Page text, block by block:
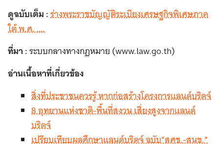
ดูฉบับเต็ม :ร่างพระราชบัญญัติระเบียงเศรษฐกิจพิเศษภาค
ใต้ พ.ศ. ….
ที่มา :ระบบกลางทางกฎหมาย (www.law.go.th)
อ่านเนื้อหาที่เกี่ยวข้อง
สิ่งที่ประชาชนควรรู้ หากก่อสร้างโครงการแลนด์บริดจ์
8 อุทยานแห่งชาติ-พื้นที่สงวน เสี่ยงสูงจากแลนด์
บริดจ์
เปรียบเทียบผลศึกษาแลนด์บริดจ์ ฉบับ”สศช.-สนข.”